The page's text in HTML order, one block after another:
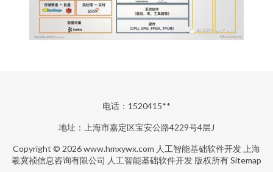
电话：1520415**
地址：上海市嘉定区宝安公路4229号4层J
Copyright © 2026www.hmxywx.com 人工智能基础软件开发 上海
羲冀祯信息咨询有限公司 人工智能基础软件开发 版权所有Sitemap